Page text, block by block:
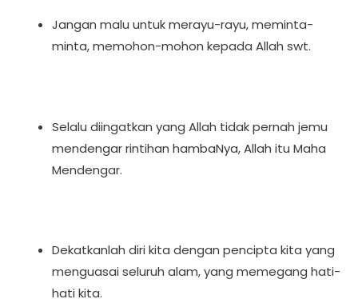
Jangan malu untuk merayu-rayu, meminta-
minta, memohon-mohon kepada Allah swt.
Selalu diingatkan yang Allah tidak pernah jemu
mendengar rintihan hambaNya, Allah itu Maha
Mendengar.
Dekatkanlah diri kita dengan pencipta kita yang
menguasai seluruh alam, yang memegang hati-
hati kita.